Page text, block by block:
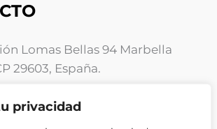
privacidad
Lomas Bellas 94 Marbella
29603, España.
10 01 59